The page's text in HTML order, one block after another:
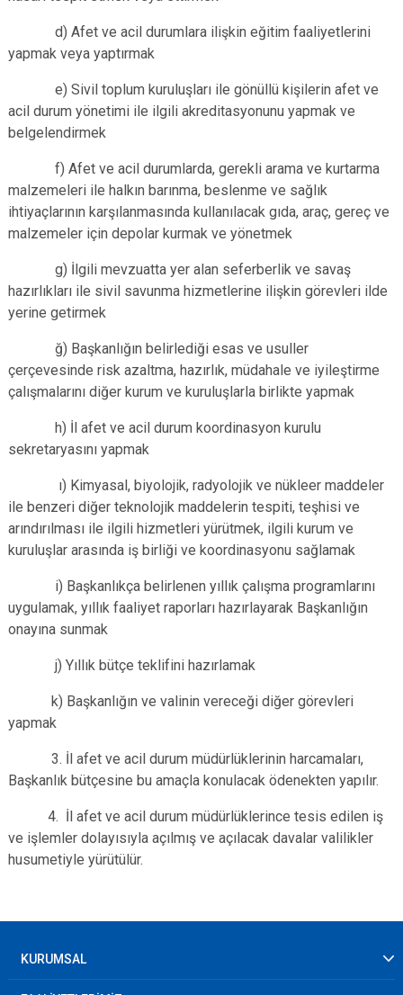
d) Afet ve acil durumlara ilişkin eğitim faaliyetlerini
yapmak veya yaptırmak
e) Sivil toplum kuruluşları ile gönüllü kişilerin afet ve
acil durum yönetimi ile ilgili akreditasyonunu yapmak ve
belgelendirmek
f) Afet ve acil durumlarda, gerekli arama ve kurtarma
malzemeleri ile halkın barınma, beslenme ve sağlık
ihtiyaçlarının karşılanmasında kullanılacak gıda, araç, gereç ve
malzemeler için depolar kurmak ve yönetmek
g) İlgili mevzuatta yer alan seferberlik ve savaş
hazırlıkları ile sivil savunma hizmetlerine ilişkin görevleri ilde
yerine getirmek
ğ) Başkanlığın belirlediği esas ve usuller
çerçevesinde risk azaltma, hazırlık, müdahale ve iyileştirme
çalışmalarını diğer kurum ve kuruluşlarla birlikte yapmak
h) İl afet ve acil durum koordinasyon kurulu
sekretaryasını yapmak
ı) Kimyasal, biyolojik, radyolojik ve nükleer maddeler
ile benzeri diğer teknolojik maddelerin tespiti, teşhisi ve
arındırılması ile ilgili hizmetleri yürütmek, ilgili kurum ve
kuruluşlar arasında iş birliği ve koordinasyonu sağlamak
i) Başkanlıkça belirlenen yıllık çalışma programlarını
uygulamak, yıllık faaliyet raporları hazırlayarak Başkanlığın
onayına sunmak
j) Yıllık bütçe teklifini hazırlamak
k) Başkanlığın ve valinin vereceği diğer görevleri
yapmak
3. İl afet ve acil durum müdürlüklerinin harcamaları,
Başkanlık bütçesine bu amaçla konulacak ödenekten yapılır.
4. İl afet ve acil durum müdürlüklerince tesis edilen iş
ve işlemler dolayısıyla açılmış ve açılacak davalar valilikler
husumetiyle yürütülür.
KURUMSAL